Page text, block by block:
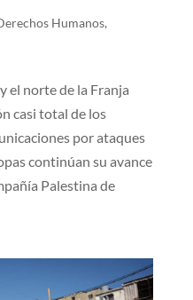
Humanos,
el norte de la Franja
casi total de los
por ataques
continúan su avance
Palestina de